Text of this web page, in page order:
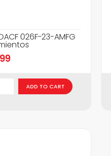
026F-23-AMFG
ADD TO CART